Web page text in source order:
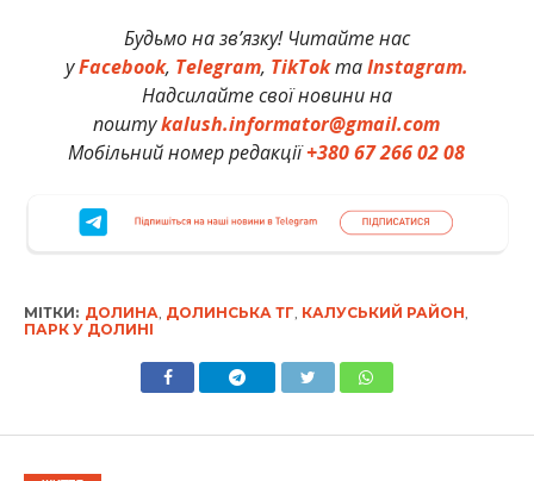
Будьмо на зв’язку! Читайте нас
уFacebook, Telegram, TikTokтаInstagram.
Надсилайте свої новини на
поштуkalush.informator@gmail.com
Мобільний номер редакції+380 67 266 02 08
МІТКИ: ДОЛИНА, ДОЛИНСЬКА ТГ, КАЛУСЬКИЙ РАЙОН,
ПАРК У ДОЛИНІ